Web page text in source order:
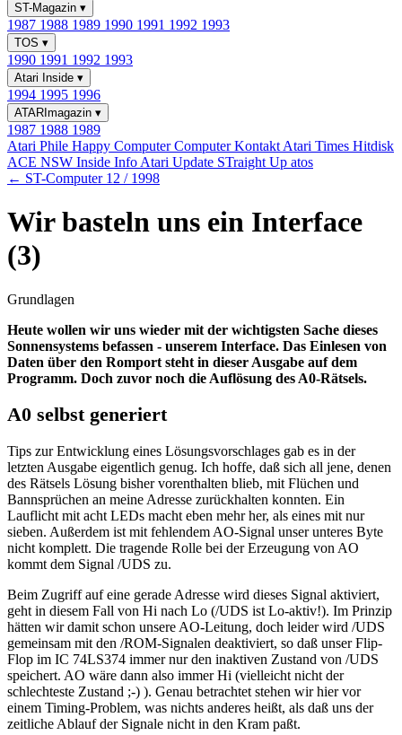
ST-Magazin ▾
1987 1988 1989 1990 1991 1992 1993
TOS ▾
1990 1991 1992 1993
Atari Inside ▾
1994 1995 1996
ATARImagazin ▾
1987 1988 1989
Atari Phile Happy ComputerComputer Kontakt Atari Times Hitdisk
ACE NSW Inside Info Atari Update STraight Up atos
← ST-Computer 12 / 1998
Wir basteln uns ein Interface
(3)
Grundlagen
Heute wollen wir uns wieder mit der wichtigsten Sache dieses
Sonnensystems befassen - unserem Interface. Das Einlesen von
Daten über den Romport steht in dieser Ausgabe auf dem
Programm. Doch zuvor noch die Auflösung des A0-Rätsels.
A0 selbst generiert
Tips zur Entwicklung eines Lösungsvorschlages gab es in der
letzten Ausgabe eigentlich genug. Ich hoffe, daß sich all jene, denen
des Rätsels Lösung bisher vorenthalten blieb, mit Flüchen und
Bannsprüchen an meine Adresse zurückhalten konnten. Ein
Lauflicht mit acht LEDs macht eben mehr her, als eines mit nur
sieben. Außerdem ist mit fehlendem AO-Signal unser unteres Byte
nicht komplett. Die tragende Rolle bei der Erzeugung von AO
kommt dem Signal /UDS zu.
Beim Zugriff auf eine gerade Adresse wird dieses Signal aktiviert,
geht in diesem Fall von Hi nach Lo (/UDS ist Lo-aktiv!). Im Prinzip
hätten wir damit schon unsere AO-Leitung, doch leider wird /UDS
gemeinsam mit den /ROM-Signalen deaktiviert, so daß unser Flip-
Flop im IC 74LS374 immer nur den inaktiven Zustand von /UDS
speichert. AO wäre dann also immer Hi (vielleicht nicht der
schlechteste Zustand ;-) ). Genau betrachtet stehen wir hier vor
einem Timing-Problem, was nichts anderes heißt, als daß uns der
zeitliche Ablauf der Signale nicht in den Kram paßt.